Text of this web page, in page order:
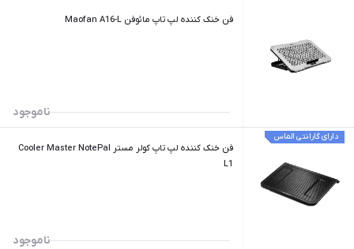
فن خنک کننده لپ تاپ مائوفن Maofan A16-L
ناموجود
دارای گارانتی الماس
فن خنک کننده لپ تاپ کولر مستر Cooler Master NotePal
L1
ناموجود